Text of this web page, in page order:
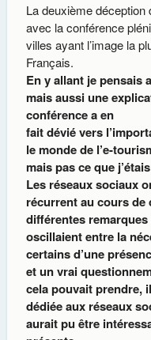
La deuxième
avec la conférence
villes ayant l’image la
Français.
En y allant je pensais
mais aussi une
conférence a en
fait dévié vers
le monde de l’e-
mais pas ce que
Les réseaux sociaux
récurrent au cours de
différentes
oscillaient entre la
certains d’une
et un vrai
cela pouvait prendre,
dédiée aux réseaux
aurait pu être